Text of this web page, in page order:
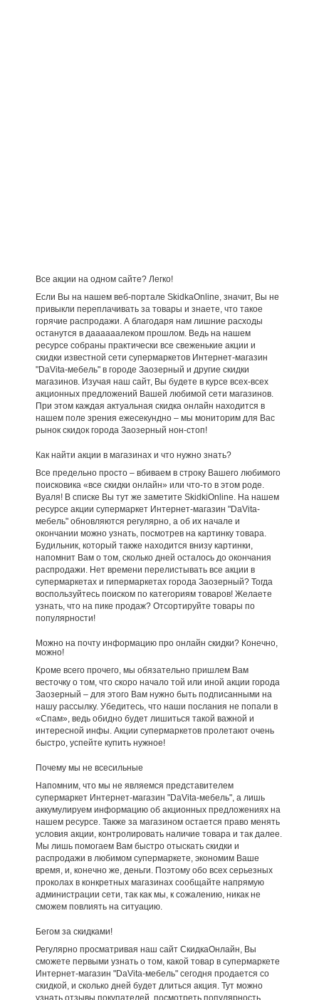
Все акции на одном сайте? Легко!
Если Вы на нашем веб-портале SkidkaOnline, значит, Вы не
привыкли переплачивать за товары и знаете, что такое
горячие распродажи. А благодаря нам лишние расходы
останутся в даааааалеком прошлом. Ведь на нашем
ресурсе собраны практически все свеженькие акции и
скидки известной сети супермаркетов Интернет-магазин
"DaVita-мебель" в городе Заозерный и другие скидки
магазинов. Изучая наш сайт, Вы будете в курсе всех-всех
акционных предложений Вашей любимой сети магазинов.
При этом каждая актуальная скидка онлайн находится в
нашем поле зрения ежесекундно – мы мониторим для Вас
рынок скидок города Заозерный нон-стоп!
Как найти акции в магазинах и что нужно знать?
Все предельно просто – вбиваем в строку Вашего любимого
поисковика «все скидки онлайн» или что-то в этом роде.
Вуаля! В списке Вы тут же заметите SkidkiOnline. На нашем
ресурсе акции супермаркет Интернет-магазин "DaVita-
мебель" обновляются регулярно, а об их начале и
окончании можно узнать, посмотрев на картинку товара.
Будильник, который также находится внизу картинки,
напомнит Вам о том, сколько дней осталось до окончания
распродажи. Нет времени перелистывать все акции в
супермаркетах и гипермаркетах города Заозерный? Тогда
воспользуйтесь поиском по категориям товаров! Желаете
узнать, что на пике продаж? Отсортируйте товары по
популярности!
Можно на почту информацию про онлайн скидки? Конечно,
можно!
Кроме всего прочего, мы обязательно пришлем Вам
весточку о том, что скоро начало той или иной акции города
Заозерный – для этого Вам нужно быть подписанными на
нашу рассылку. Убедитесь, что наши послания не попали в
«Спам», ведь обидно будет лишиться такой важной и
интересной инфы. Акции супермаркетов пролетают очень
быстро, успейте купить нужное!
Почему мы не всесильные
Напомним, что мы не являемся представителем
супермаркет Интернет-магазин "DaVita-мебель", а лишь
аккумулируем информацию об акционных предложениях на
нашем ресурсе. Также за магазином остается право менять
условия акции, контролировать наличие товара и так далее.
Мы лишь помогаем Вам быстро отыскать скидки и
распродажи в любимом супермаркете, экономим Ваше
время, и, конечно же, деньги. Поэтому обо всех серьезных
проколах в конкретных магазинах сообщайте напрямую
администрации сети, так как мы, к сожалению, никак не
сможем повлиять на ситуацию.
Бегом за скидками!
Регулярно просматривая наш сайт СкидкаОнлайн, Вы
сможете первыми узнать о том, какой товар в супермаркете
Интернет-магазин "DaVita-мебель" сегодня продается со
скидкой, и сколько дней будет длиться акция. Тут можно
узнать отзывы покупателей, посмотреть популярность